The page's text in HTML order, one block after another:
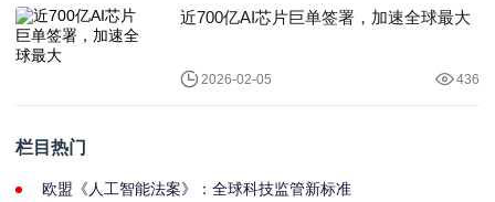
近700亿AI芯片巨单签署，加速全球最大
2026-02-05 436
栏目热门
欧盟《人工智能法案》：全球科技监管新标准